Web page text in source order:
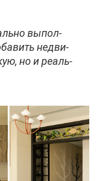
вы­пол­
недви­
но и ре­аль­